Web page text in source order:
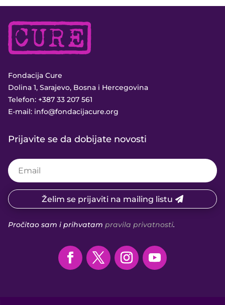
Fondacija Cure
Dolina 1, Sarajevo, Bosna i Hercegovina
Telefon: +387 33 207 561
E-mail: info@fondacijacure.org
Prijavite se da dobijate novosti
Želim se prijaviti na mailing listu
Pročitao sam i prihvatam pravila privatnosti.